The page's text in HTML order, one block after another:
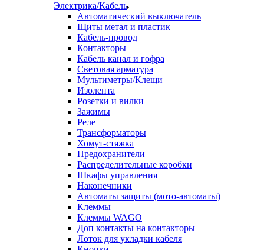
Электрика/Кабель
Автоматический выключатель
Щиты метал и пластик
Кабель-провод
Контакторы
Кабель канал и гофра
Световая арматура
Мультиметры/Клещи
Изолента
Розетки и вилки
Зажимы
Реле
Трансформаторы
Хомут-стяжка
Предохранители
Распределительные коробки
Шкафы управления
Наконечники
Автоматы защиты (мото-автоматы)
Клеммы
Клеммы WAGO
Доп контакты на контакторы
Лоток для укладки кабеля